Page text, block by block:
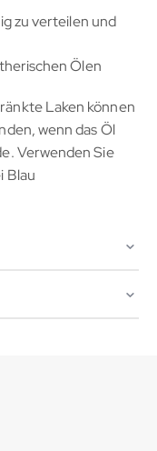
zu verteilen und
Ölen
Laken können
wenn das Öl
Verwenden Sie
Blau